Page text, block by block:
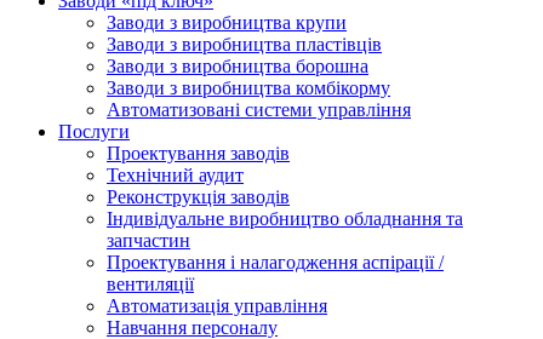
Заводи з виробництва крупи
Заводи з виробництва пластівців
Заводи з виробництва борошна
Заводи з виробництва комбікорму
Автоматизовані системи управління
Послуги
Проектування заводів
Технічний аудит
Реконструкція заводів
Індивідуальне виробництво обладнання та
запчастин
Проектування і налагодження аспірації /
вентиляції
Автоматизація управління
Навчання персоналу